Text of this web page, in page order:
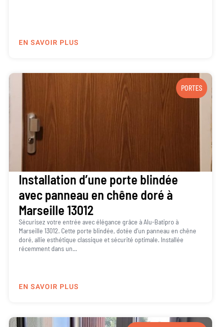
EN SAVOIR PLUS
PORTES
Installation d’une porte blindée
avec panneau en chêne doré à
Marseille 13012
Sécurisez votre entrée avec élégance grâce à Alu-Batipro à
Marseille 13012. Cette porte blindée, dotée d’un panneau en chêne
doré, allie esthétique classique et sécurité optimale. Installée
récemment dans un...
EN SAVOIR PLUS